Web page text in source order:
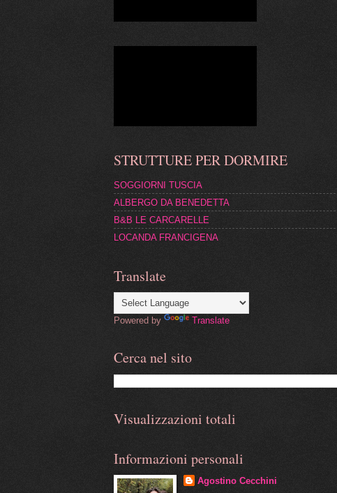
STRUTTURE PER DORMIRE
SOGGIORNI TUSCIA
ALBERGO DA BENEDETTA
B&B LE CARCARELLE
LOCANDA FRANCIGENA
Translate
Powered by Translate
Cerca nel sito
Visualizzazioni totali
Informazioni personali
Agostino Cecchini